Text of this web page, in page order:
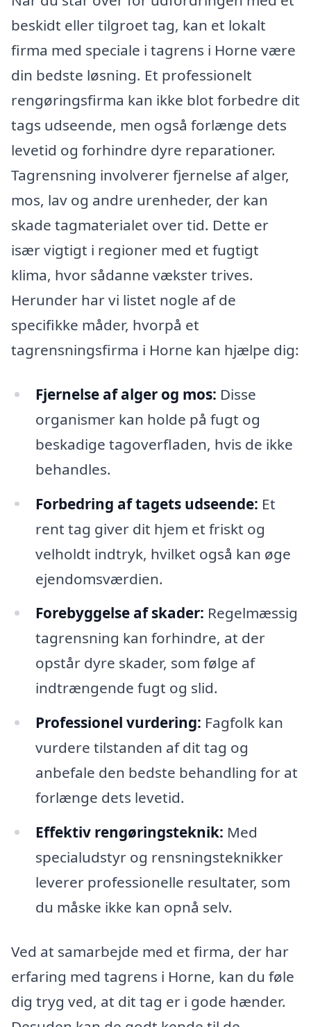
beskidt eller tilgroet tag, kan et lokalt
firma med speciale i tagrens i Horne være
din bedste løsning. Et professionelt
rengøringsfirma kan ikke blot forbedre dit
tags udseende, men også forlænge dets
levetid og forhindre dyre reparationer.
Tagrensning involverer fjernelse af alger,
mos, lav og andre urenheder, der kan
skade tagmaterialet over tid. Dette er
især vigtigt i regioner med et fugtigt
klima, hvor sådanne vækster trives.
Herunder har vi listet nogle af de
specifikke måder, hvorpå et
tagrensningsfirma i Horne kan hjælpe dig:
Fjernelse af alger og mos: Disse
organismer kan holde på fugt og
beskadige tagoverfladen, hvis de ikke
behandles.
Forbedring af tagets udseende: Et
rent tag giver dit hjem et friskt og
velholdt indtryk, hvilket også kan øge
ejendomsværdien.
Forebyggelse af skader: Regelmæssig
tagrensning kan forhindre, at der
opstår dyre skader, som følge af
indtrængende fugt og slid.
Professionel vurdering: Fagfolk kan
vurdere tilstanden af dit tag og
anbefale den bedste behandling for at
forlænge dets levetid.
Effektiv rengøringsteknik: Med
specialudstyr og rensningsteknikker
leverer professionelle resultater, som
du måske ikke kan opnå selv.
Ved at samarbejde med et firma, der har
erfaring med tagrens i Horne, kan du føle
dig tryg ved, at dit tag er i gode hænder.